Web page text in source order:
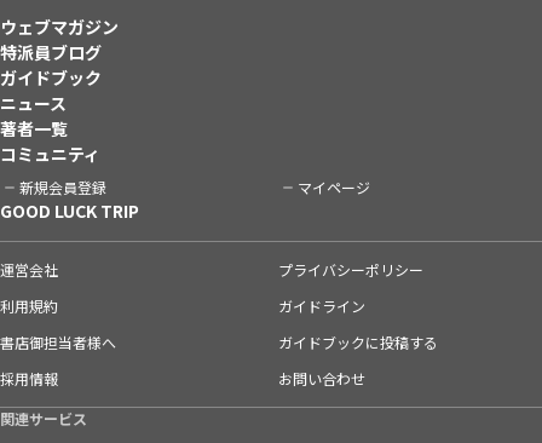
ウェブマガジン
特派員ブログ
ガイドブック
ニュース
著者一覧
コミュニティ
新規会員登録 マイページ
GOOD LUCK TRIP
運営会社
プライバシーポリシー
利用規約
ガイドライン
書店御担当者様へ
ガイドブックに投稿する
採用情報
お問い合わせ
関連サービス